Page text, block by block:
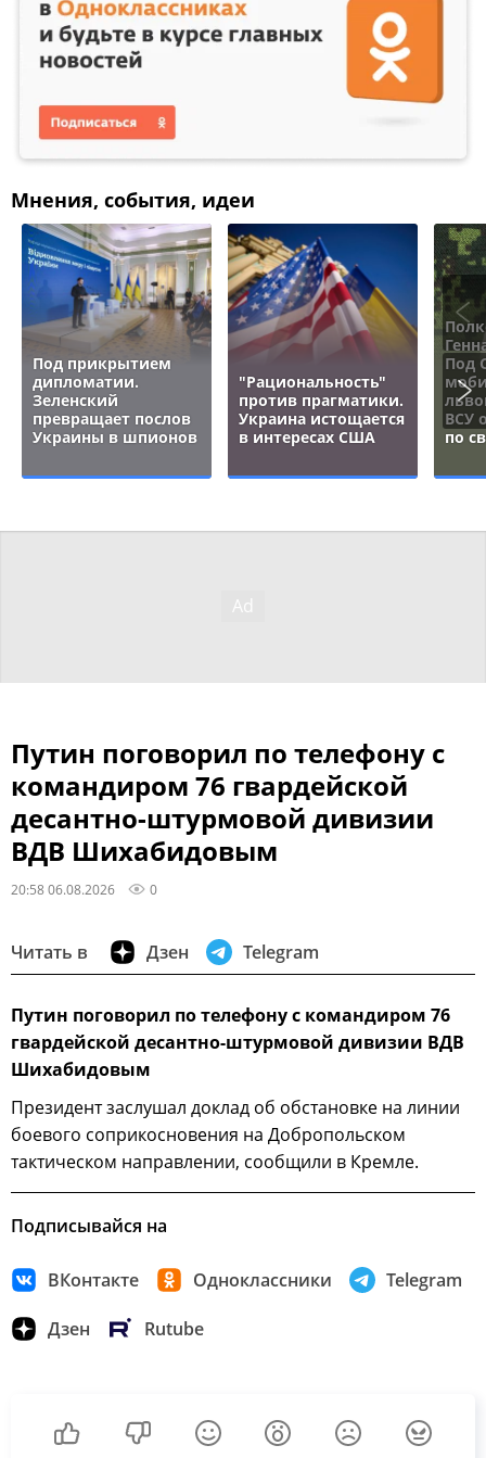
Мнения, события, идеи
Под прикрытием
дипломатии.
Зеленский
превращает послов
Украины в шпионов
"Рациональность"
против прагматики.
Украина истощается
в интересах США
Под
ВСУ
по
Путин поговорил по телефону с
командиром 76 гвардейской
десантно-штурмовой дивизии
ВДВ Шихабидовым
20:58 06.08.2026 0
Читать в Дзен Telegram
Путин поговорил по телефону с командиром 76
гвардейской десантно-штурмовой дивизии ВДВ
Шихабидовым
Президент заслушал доклад об обстановке на линии
боевого соприкосновения на Добропольском
тактическом направлении, сообщили в Кремле.
Подписывайся на
ВКонтакте Одноклассники Telegram
Дзен Rutube